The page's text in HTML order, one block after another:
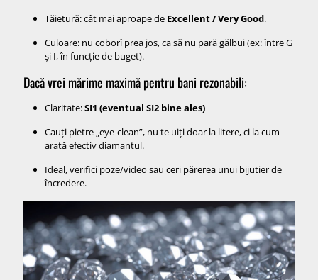
Tăietură: cât mai aproape de Excellent / Very Good.
Culoare: nu coborî prea jos, ca să nu pară gălbui (ex: între G
și I, în funcție de buget).
Dacă vrei mărime maximă pentru bani rezonabili:
Claritate:SI1 (eventual SI2 bine ales)
Cauți pietre „eye-clean”, nu te uiți doar la litere, ci la cum
arată efectiv diamantul.
Ideal, verifici poze/video sau ceri părerea unui bijutier de
încredere.